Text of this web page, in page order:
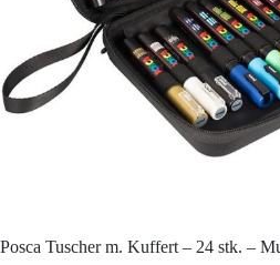
Posca Tuscher m. Kuffert – 24 stk. –